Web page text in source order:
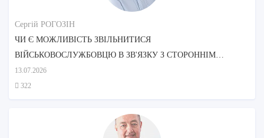
Сергій РОГОЗІН
ЧИ Є МОЖЛИВІСТЬ ЗВІЛЬНИТИСЯ
ВІЙСЬКОВОСЛУЖБОВЦЮ В ЗВ'ЯЗКУ З СТОРОННІМ
ДОГЛЯДОМ МАТЕРІ?
13.07.2026
322